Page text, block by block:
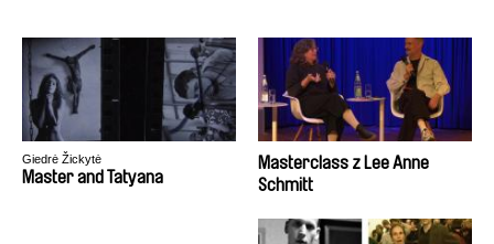
Giedrė Žickytė
Master and Tatyana
Masterclass z Lee Anne
Schmitt